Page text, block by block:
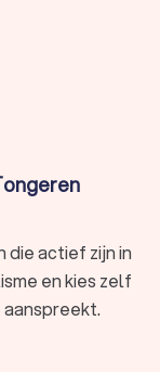
gevonden. De
een
mediator u
voor de
prijsopgaven
kiezen
die actief zijn in
en kies zelf